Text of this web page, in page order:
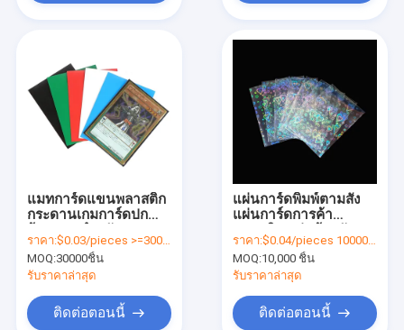
แมทการ์ดแขนพลาสติก
กระดานเกมการ์ดปก
บาสบอลการ์ดแขน
ราคา:$0.03/pieces >=30000 pieces
MOQ:30000ชิ้น
รับราคาล่าสุด
ติดต่อตอนนี้
แผ่นการ์ดพิมพ์ตามสั่ง
แผ่นการ์ดการค้า
แผ่นกันฝุ่น
ราคา:$0.04/pieces 10000-99999 pieces
MOQ:10,000 ชิ้น
รับราคาล่าสุด
ติดต่อตอนนี้